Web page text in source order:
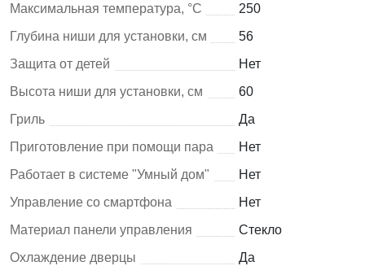
Максимальная температура, °C
250
Глубина ниши для установки, см
56
Защита от детей
Нет
Высота ниши для установки, см
60
Гриль
Да
Приготовление при помощи пара
Нет
Работает в системе "Умный дом"
Нет
Управление со смартфона
Нет
Материал панели управления
Стекло
Охлаждение дверцы
Да